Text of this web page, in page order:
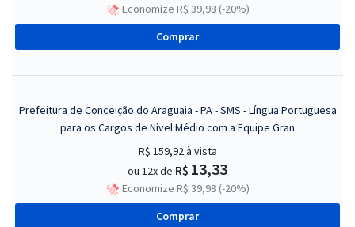
Economize R$ 39,98 (-20%)
Comprar
Prefeitura de Conceição do Araguaia - PA - SMS - Língua Portuguesa
para os Cargos de Nível Médio com a Equipe Gran
R$ 159,92à vista
ou 12x de R$ 13,33
Economize R$ 39,98 (-20%)
Comprar